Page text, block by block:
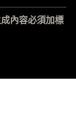
內容必須加標